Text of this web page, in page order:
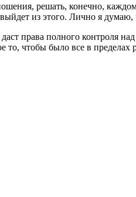
решать, конечно,
из этого. Лично я думаю,
права полного контроля
то, чтобы было все в